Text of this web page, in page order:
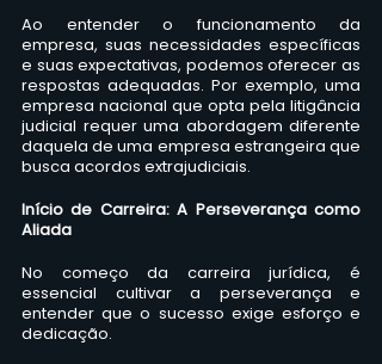
Ao entender o funcionamento da
empresa, suas necessidades específicas
e suas expectativas, podemos oferecer as
respostas adequadas. Por exemplo, uma
empresa nacional que opta pela litigância
judicial requer uma abordagem diferente
daquela de uma empresa estrangeira que
busca acordos extrajudiciais.
Início de Carreira: A Perseverança como
Aliada
No começo da carreira jurídica, é
essencial cultivar a perseverança e
entender que o sucesso exige esforço e
dedicação.